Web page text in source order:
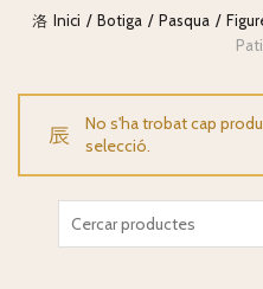
Inici Botiga Pasqua
No s'ha trobat cap
selecció.